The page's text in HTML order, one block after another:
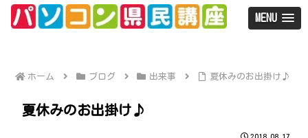
MENU
ホーム ブログ 出来事 夏休みのお出掛け♪
夏休みのお出掛け♪
2018.08.17